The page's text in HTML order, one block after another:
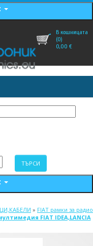
В кошницата
(0)
0,00 €
» FIAT рамки за радио
FIAT IDEA,LANCIA